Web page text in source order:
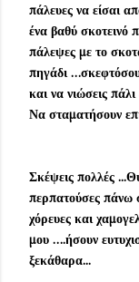
πάλευες να είσαι
ένα βαθύ σκοτεινό
πάλεψες με το
πηγάδι
και να νιώσεις
Να σταματήσουν
Σκέψεις πολλές
περπατούσες πάνω
χόρευες και
μου ….ήσουν
ξεκάθαρα...